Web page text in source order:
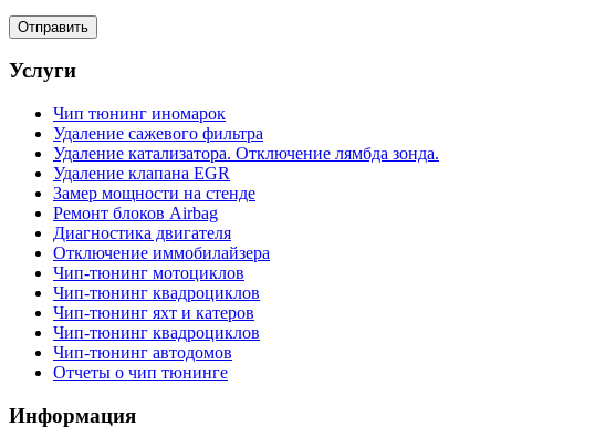
Услуги
Чип тюнинг иномарок
Удаление сажевого фильтра
Удаление катализатора. Отключение лямбда зонда.
Удаление клапана EGR
Замер мощности на стенде
Ремонт блоков Airbag
Диагностика двигателя
Отключение иммобилайзера
Чип-тюнинг мотоциклов
Чип-тюнинг квадроциклов
Чип-тюнинг яхт и катеров
Чип-тюнинг квадроциклов
Чип-тюнинг автодомов
Отчеты о чип тюнинге
Информация